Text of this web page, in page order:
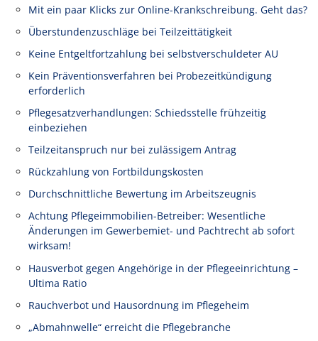
Mit ein paar Klicks zur Online-Krankschreibung. Geht das?
Überstundenzuschläge bei Teilzeittätigkeit
Keine Entgeltfortzahlung bei selbstverschuldeter AU
Kein Präventionsverfahren bei Probezeitkündigung
erforderlich
Pflegesatzverhandlungen: Schiedsstelle frühzeitig
einbeziehen
Teilzeitanspruch nur bei zulässigem Antrag
Rückzahlung von Fortbildungskosten
Durchschnittliche Bewertung im Arbeitszeugnis
Achtung Pflegeimmobilien-Betreiber: Wesentliche
Änderungen im Gewerbemiet- und Pachtrecht ab sofort
wirksam!
Hausverbot gegen Angehörige in der Pflegeeinrichtung –
Ultima Ratio
Rauchverbot und Hausordnung im Pflegeheim
„Abmahnwelle“ erreicht die Pflegebranche